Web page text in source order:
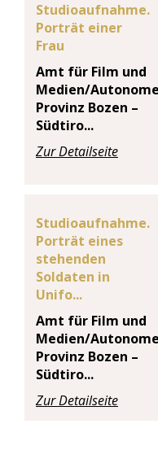
Studioaufnahme.
Porträt einer
Frau
Amt für Film und
Medien/Autonome
Provinz Bozen –
Südtiro...
Zur Detailseite
Studioaufnahme.
Porträt eines
stehenden
Soldaten in
Unifo...
Amt für Film und
Medien/Autonome
Provinz Bozen –
Südtiro...
Zur Detailseite